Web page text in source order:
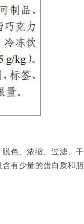
色、浓缩、过滤、干
有少量的蛋白质和脂